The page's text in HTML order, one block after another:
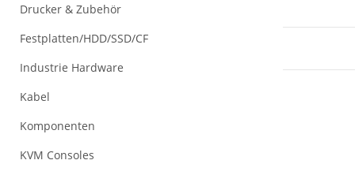
Drucker & Zubehör
Festplatten/HDD/SSD/CF
Industrie Hardware
Kabel
Komponenten
KVM Consoles